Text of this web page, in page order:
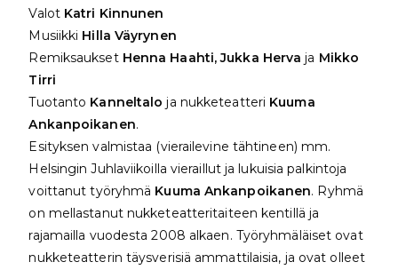
Valot Katri Kinnunen
Musiikki Hilla Väyrynen
Remiksaukset Henna Haahti, Jukka Herva ja Mikko
Tirri
Tuotanto Kanneltalo ja nukketeatteri Kuuma
Ankanpoikanen.
Esityksen valmistaa (vierailevine tähtineen) mm.
Helsingin Juhlaviikoilla vieraillut ja lukuisia palkintoja
voittanut työryhmä Kuuma Ankanpoikanen. Ryhmä
on mellastanut nukketeatteritaiteen kentillä ja
rajamailla vuodesta 2008 alkaen. Työryhmäläiset ovat
nukketeatterin täysverisiä ammattilaisia, ja ovat olleet